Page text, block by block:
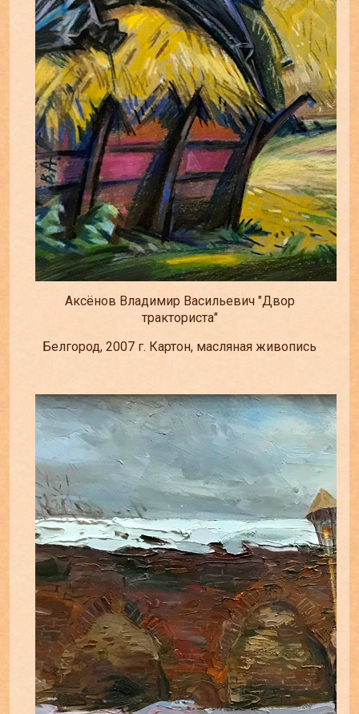
Аксёнов Владимир Васильевич "Двор
тракториста"
Белгород, 2007 г. Картон, масляная живопись